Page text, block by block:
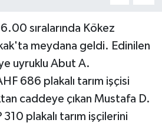
sıralarında Kökez
meydana geldi. Edinilen
uyruklu Abut A.
686 plakalı tarım işçisi
caddeye çıkan Mustafa D.
plakalı tarım işçilerini